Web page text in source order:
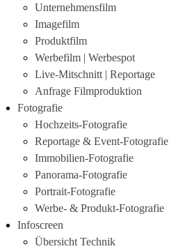
Unternehmensfilm
Imagefilm
Produktfilm
Werbefilm | Werbespot
Live-Mitschnitt | Reportage
Anfrage Filmproduktion
Fotografie
Hochzeits-Fotografie
Reportage & Event-Fotografie
Immobilien-Fotografie
Panorama-Fotografie
Portrait-Fotografie
Werbe- & Produkt-Fotografie
Infoscreen
Übersicht Technik